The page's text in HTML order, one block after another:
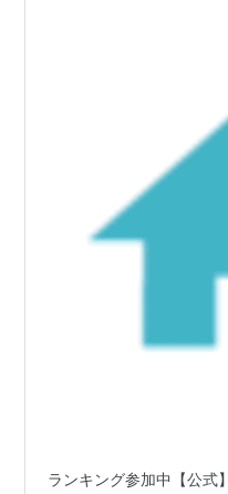
ランキング参加中【公式